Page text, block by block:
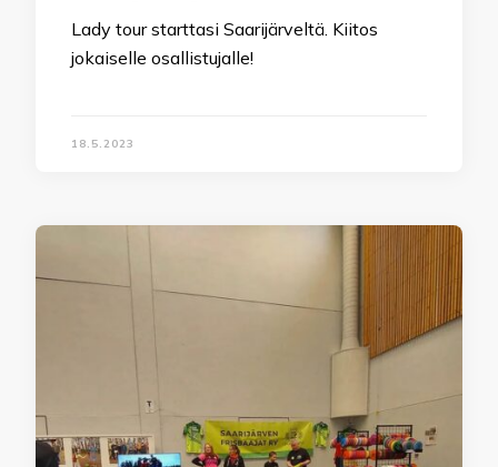
Lady tour starttasi Saarijärveltä. Kiitos
jokaiselle osallistujalle!
18.5.2023